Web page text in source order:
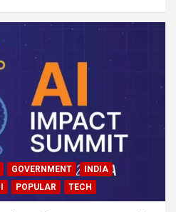
GOVERNMENT
INDIA
POPULAR TECH